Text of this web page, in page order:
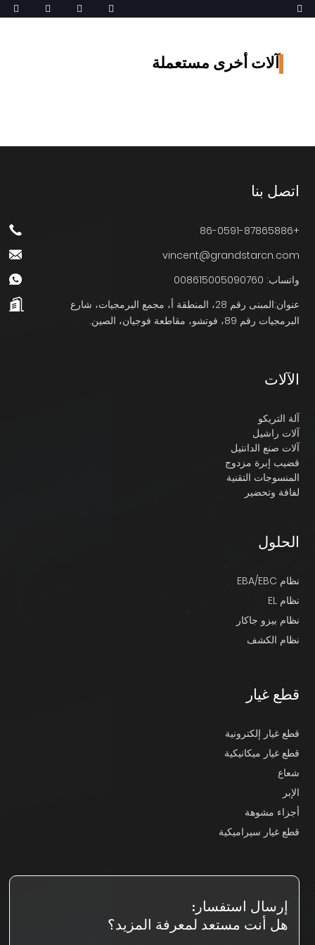
آلات أخرى مستعملة
اتصل بنا
+86-0591-87865886
vincent@grandstarcn.com
واتساب: 008615005090760
عنوان:
المبنى رقم 28، المنطقة أ، مجمع البرمجيات، شارع
البرمجيات رقم 89، فوتشو، مقاطعة فوجيان، الصين.
الآلات
آلة التريكو
آلات راشيل
آلات صنع الدانتيل
قضيب إبرة مزدوج
المنسوجات التقنية
لفافة وتحضير
الحلول
نظام EBA/EBC
نظام EL
نظام بيزو جاكار
نظام الكشف
قطع غيار
قطع غيار إلكترونية
قطع غيار ميكانيكية
شعاع
الإبر
أجزاء مشوهة
قطع غيار سيراميكية
إرسال استفسار:
هل أنت مستعد لمعرفة المزيد؟